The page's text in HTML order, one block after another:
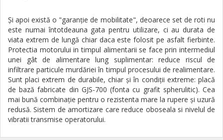
Şi apoi există o "garanţie de mobilitate", deoarece set de roti nu
este numai întotdeauna gata pentru utilizare, ci au durata de
viata extrem de lungă chiar daca este folosit pe asfalt fierbinte.
Protectia motorului in timpul alimentarii se face prin intermediul
unei gât de alimentare lung suplimentar: reduce riscul de
infiltrare particule murdăriei în timpul procesului de realimentare.
Sunt placi extrem de durabile, chiar şi în condiţii extreme: placă
de bază fabricate din GJS-700 (fonta cu grafit spherulitic). Cea
mai bună combinaţie pentru o rezistenta mare la rupere şi uzură
redusă. Sistem de amortizare care reduce oboseala si nivelul de
vibratii transmise operatorului.